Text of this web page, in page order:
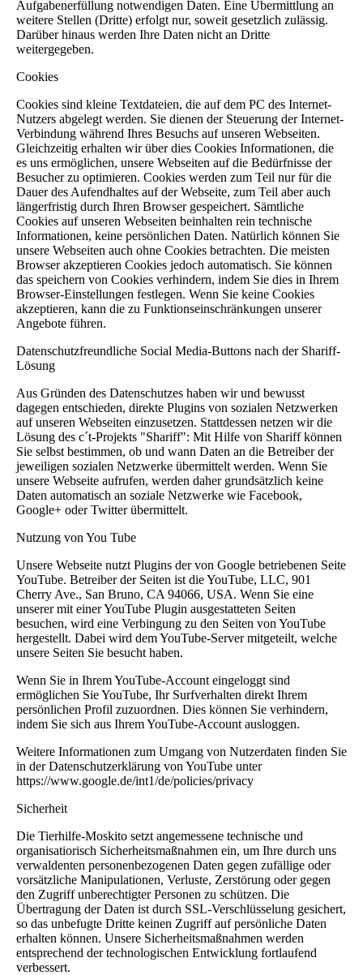
Aufgabenerfüllung notwendigen Daten. Eine Übermittlung an
weitere Stellen (Dritte) erfolgt nur, soweit gesetzlich zulässig.
Darüber hinaus werden Ihre Daten nicht an Dritte
weitergegeben.
Cookies
Cookies sind kleine Textdateien, die auf dem PC des Internet-
Nutzers abgelegt werden. Sie dienen der Steuerung der Internet-
Verbindung während Ihres Besuchs auf unseren Webseiten.
Gleichzeitig erhalten wir über dies Cookies Informationen, die
es uns ermöglichen, unsere Webseiten auf die Bedürfnisse der
Besucher zu optimieren. Cookies werden zum Teil nur für die
Dauer des Aufendhaltes auf der Webseite, zum Teil aber auch
längerfristig durch Ihren Browser gespeichert. Sämtliche
Cookies auf unseren Webseiten beinhalten rein technische
Informationen, keine persönlichen Daten. Natürlich können Sie
unsere Webseiten auch ohne Cookies betrachten. Die meisten
Browser akzeptieren Cookies jedoch automatisch. Sie können
das speichern von Cookies verhindern, indem Sie dies in Ihrem
Browser-Einstellungen festlegen. Wenn Sie keine Cookies
akzeptieren, kann die zu Funktionseinschränkungen unserer
Angebote führen.
Datenschutzfreundliche Social Media-Buttons nach der Shariff-
Lösung
Aus Gründen des Datenschutzes haben wir und bewusst
dagegen entschieden, direkte Plugins von sozialen Netzwerken
auf unseren Webseiten einzusetzen. Stattdessen netzen wir die
Lösung des c´t-Projekts "Shariff": Mit Hilfe von Shariff können
Sie selbst bestimmen, ob und wann Daten an die Betreiber der
jeweiligen sozialen Netzwerke übermittelt werden. Wenn Sie
unsere Webseite aufrufen, werden daher grundsätzlich keine
Daten automatisch an soziale Netzwerke wie Facebook,
Google+ oder Twitter übermittelt.
Nutzung von You Tube
Unsere Webseite nutzt Plugins der von Google betriebenen Seite
YouTube. Betreiber der Seiten ist die YouTube, LLC, 901
Cherry Ave., San Bruno, CA 94066, USA. Wenn Sie eine
unserer mit einer YouTube Plugin ausgestatteten Seiten
besuchen, wird eine Verbingung zu den Seiten von YouTube
hergestellt. Dabei wird dem YouTube-Server mitgeteilt, welche
unsere Seiten Sie besucht haben.
Wenn Sie in Ihrem YouTube-Account eingeloggt sind
ermöglichen Sie YouTube, Ihr Surfverhalten direkt Ihrem
persönlichen Profil zuzuordnen. Dies können Sie verhindern,
indem Sie sich aus Ihrem YouTube-Account ausloggen.
Weitere Informationen zum Umgang von Nutzerdaten finden Sie
in der Datenschutzerklärung von YouTube unter
https://www.google.de/int1/de/policies/privacy
Sicherheit
Die Tierhilfe-Moskito setzt angemessene technische und
organisatiorisch Sicherheitsmaßnahmen ein, um Ihre durch uns
verwaldenten personenbezogenen Daten gegen zufällige oder
vorsätzliche Manipulationen, Verluste, Zerstörung oder gegen
den Zugriff unberechtigter Personen zu schützen. Die
Übertragung der Daten ist durch SSL-Verschlüsselung gesichert,
so das unbefugte Dritte keinen Zugriff auf persönliche Daten
erhalten können. Unsere Sicherheitsmaßnahmen werden
entsprechend der technologischen Entwicklung fortlaufend
verbessert.